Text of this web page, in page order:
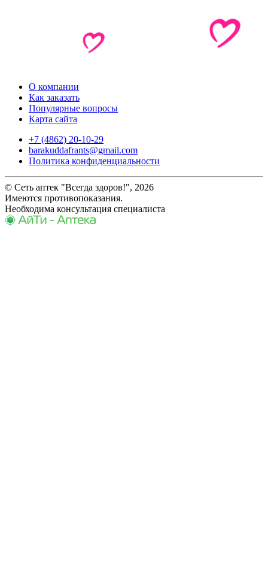
О компании
Как заказать
Популярные вопросы
Карта сайта
+7 (4862) 20-10-29
barakuddafrants@gmail.com
Политика конфиденциальности
© Сеть аптек "Всегда здоров!", 2026
Имеются противопоказания.
Необходима консультация специалиста